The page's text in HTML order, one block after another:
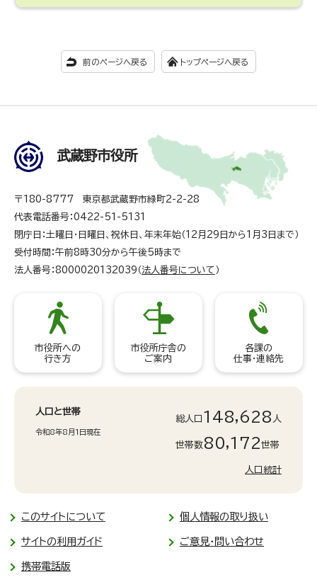
前のページへ戻る トップページへ戻る
武蔵野市役所
〒180-8777 東京都武蔵野市緑町2-2-28
代表電話番号：0422-51-5131
閉庁日：土曜日・日曜日、祝休日、年末年始（12月29日から1月3日まで）
受付時間：午前8時30分から午後5時まで
法人番号：8000020132039（ 法人番号について ）
市役所への
行き方
市役所庁舎の
ご案内
各課の
仕事・連絡先
人口と世帯
令和8年8月1日現在
総人口 148,628 人
世帯数80,172世帯
人口統計
このサイトについて 個人情報の取り扱い
サイトの利用ガイド ご意見・問い合わせ
携帯電話版